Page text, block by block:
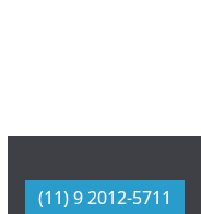
(11) 9 2012-5711